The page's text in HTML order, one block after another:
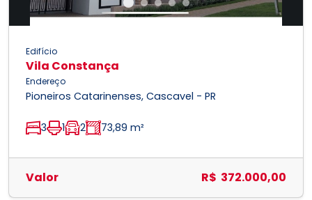
Edifício
Vila Constança
Endereço
Pioneiros Catarinenses, Cascavel - PR
3 1 2 73,89 m²
Valor R$ 372.000,00